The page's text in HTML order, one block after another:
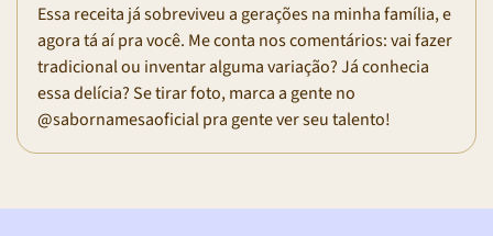
Essa receita já sobreviveu a gerações na minha família, e
agora tá aí pra você. Me conta nos comentários: vai fazer
tradicional ou inventar alguma variação? Já conhecia
essa delícia? Se tirar foto, marca a gente no
@sabornamesaoficial pra gente ver seu talento!